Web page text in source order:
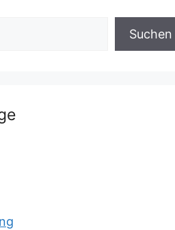
Suchen